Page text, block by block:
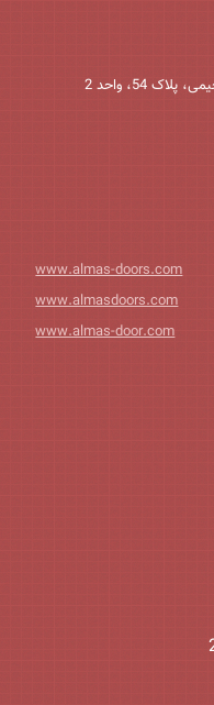
54، واحد 2
www.almas-doors.com
www.almasdoors.com
www.almas-door.com